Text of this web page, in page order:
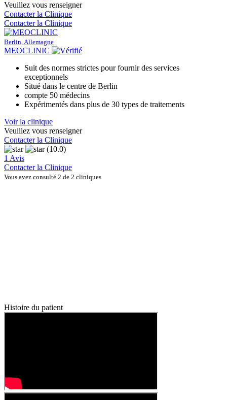
Veuillez vous renseigner
Contacter la Clinique
Contacter la Clinique
Berlin, Allemagne
MEOCLINIC
Suit des normes strictes pour fournir des services
exceptionnels
Situé dans le centre de Berlin
compte 50 médecins
Expérimentés dans plus de 30 types de traitements
Voir la clinique
Veuillez vous renseigner
Contacter la Clinique
(10.0)
1 Avis
Contacter la Clinique
Vous avez consulté 2 de 2 cliniques
Histoire du patient